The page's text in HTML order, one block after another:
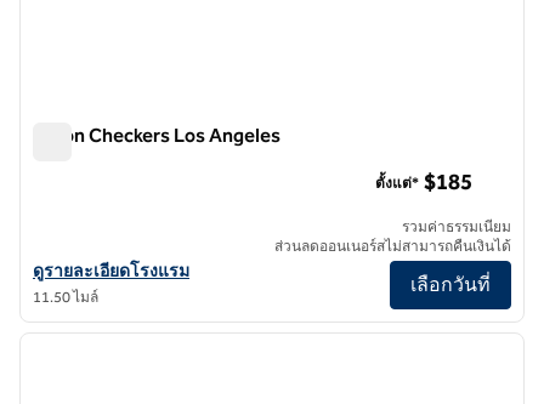
Hilton Checkers Los Angeles
ดูรายละเอียดโรงแรมสําหรับ Hilton Checkers Los Angeles
ดูรายละเอียดโรงแรม
11.50 ไมล์
ตั้งแต่* $185
รวมค่าธรรมเนียม
ส่วนลดออนเนอร์สไม่สามารถคืนเงินได้
เลือกวันที่
1/11
1 จาก 11
ภาพถั